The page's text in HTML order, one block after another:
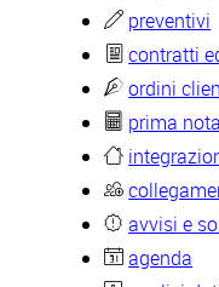
preventivi
contratti
ordini
prima
avvisi e
agenda